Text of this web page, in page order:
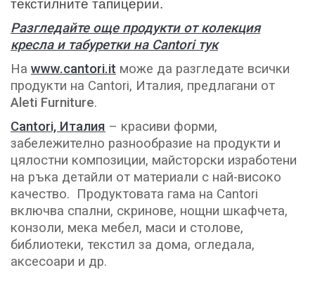
текстилните тапицерии.
Разгледайте още продукти от колекция
кресла и табуретки на Cantori тук
На www.cantori.it може да разгледате всички
продукти на Cantori, Италия, предлагани от
Aleti Furniture.
Cantori, Италия – красиви форми,
забележително разнообразие на продукти и
цялостни композиции, майсторски изработени
на ръка детайли от материали с най-високо
качество. Продуктовата гама на Cantori
включва спални, скринове, нощни шкафчета,
конзоли, мека мебел, маси и столове,
библиотеки, текстил за дома, огледала,
аксесоари и др.